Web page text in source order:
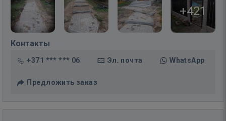
+421
Контакты
+371 *** *** 06 Эл. почта WhatsApp
Предложить заказ